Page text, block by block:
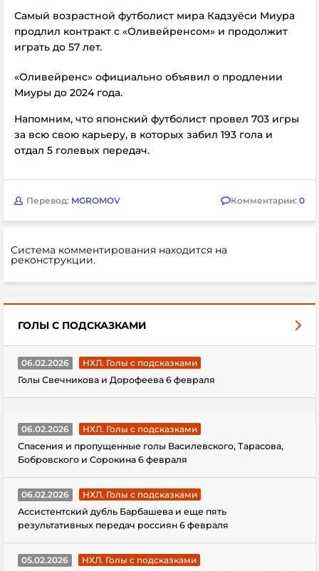
Самый возрастной футболист мира Кадзуёси Миура
продлил контракт с «Оливейренсом» и продолжит
играть до 57 лет.
«Оливейренс» официально объявил о продлении
Миуры до 2024 года.
Напомним, что японский футболист провел 703 игры
за всю свою карьеру, в которых забил 193 гола и
отдал 5 голевых передач.
Перевод: MGROMOV Комментарии: 0
Система комментирования находится на
реконструкции.
ГОЛЫ С ПОДСКАЗКАМИ
06.02.2026
НХЛ. Голы с подсказками
Голы Свечникова и Дорофеева 6 февраля
06.02.2026
НХЛ. Голы с подсказками
Спасения и пропущенные голы Василевского, Тарасова,
Бобровского и Сорокина 6 февраля
06.02.2026
НХЛ. Голы с подсказками
Ассистентский дубль Барбашева и еще пять
результативных передач россиян 6 февраля
05.02.2026
НХЛ. Голы с подсказками